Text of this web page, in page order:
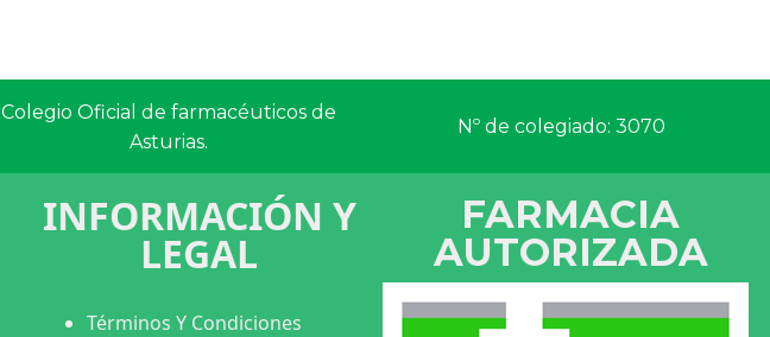
Colegio Oficial de farmacéuticos de
Asturias.
Nº de colegiado: 3070
INFORMACIÓN Y
LEGAL
Términos Y Condiciones
FARMACIA
AUTORIZADA